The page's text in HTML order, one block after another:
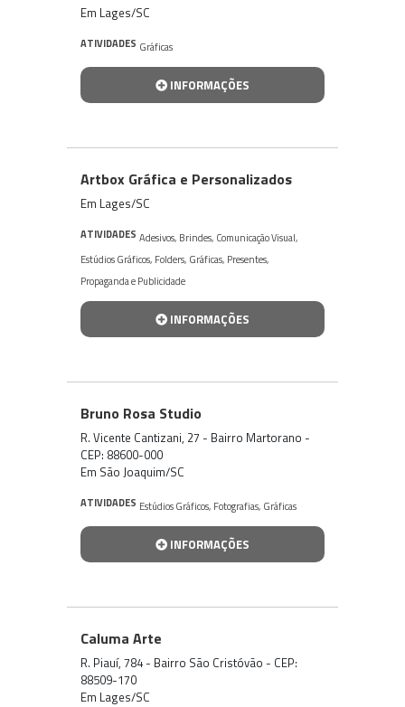
Em Lages/SC
ATIVIDADES Gráficas
INFORMAÇÕES
Artbox Gráfica e Personalizados
Em Lages/SC
ATIVIDADES Adesivos, Brindes, Comunicação Visual,
Estúdios Gráficos, Folders, Gráficas, Presentes,
Propaganda e Publicidade
INFORMAÇÕES
Bruno Rosa Studio
R. Vicente Cantizani, 27 - Bairro Martorano -
CEP: 88600-000
Em São Joaquim/SC
ATIVIDADES Estúdios Gráficos, Fotografias, Gráficas
INFORMAÇÕES
Caluma Arte
R. Piauí, 784 - Bairro São Cristóvão - CEP:
88509-170
Em Lages/SC